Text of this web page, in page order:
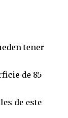
tener
de 85
de este